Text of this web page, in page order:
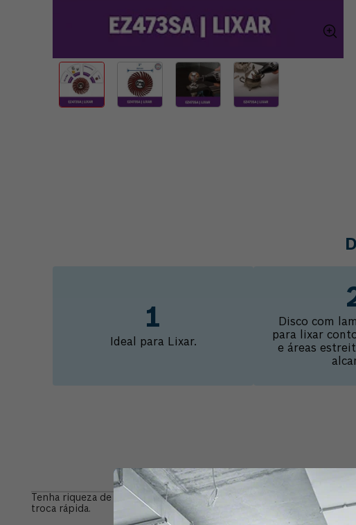
Ideal para Lixar.
Disco com
para lixar
e áreas
Informações
Tenha riqueza de detalhes para com a Escova Abrasivo de 25,4mm
troca rápida.